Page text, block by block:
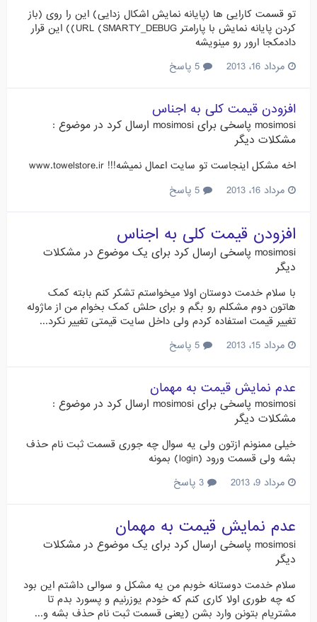
تو قسمت کارایی ها (پایانه نمایش اشکال زدایی) این را روی (باز
کردن پایانه نمایش با پارامتر SMARTY_DEBUG) URL)) این قرار
دادمکجا ارور رو مینویشه
مرداد 16، 2013
افزودن قیمت کلی به اجناس
mosimosi پاسخی برای mosimosi ارسال کرد در موضوع :
مشکلات دیگر
اخه مشکل اینجاست تو سایت اعمال نمیشه!!! www.towelstore.ir
مرداد 16، 2013
افزودن قیمت کلی به اجناس
mosimosi پاسخی ارسال کرد برای یک موضوع در مشکلات
دیگر
با سلام خدمت دوستان اولا میخواستم تشکر کنم بابته کمک
هاتون دوم مشکلم رو بگم و برای حلش کمک بخوام من از ماژوله
تغییر قیمت استفاده کردم ولی داخل سایت قیمتی تغییر نکرد...
مرداد 15، 2013
عدم نمایش قیمت به مهمان
mosimosi پاسخی برای mosimosi ارسال کرد در موضوع :
مشکلات دیگر
خیلی ممنونم ازتون ولی یه سوال چه جوری قسمت ثبت نام حذف
بشه ولی قسمت ورود (login) بمونه
مرداد 9، 2013
عدم نمایش قیمت به مهمان
mosimosi پاسخی ارسال کرد برای یک موضوع در مشکلات
دیگر
سلام خدمت دوستانه خوبم من یه مشکل و سوالی داشتم این بود
که چه طوری اولا کاری کنم که خودم یوزرنیم و پسورد بدم تا
مشتریام بتونن وارد بشن (یعنی قسمت ثبت نام حذف بشه و...